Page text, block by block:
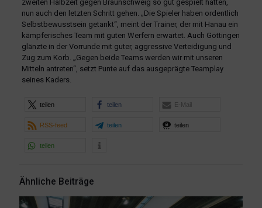
zweiten Halbzeit gegen Braunschweig so gut gespielt hätten,
nun auch den letzten Schritt gehen. „Die Spieler haben ordentlich
Selbstbewusstsein getankt“, meint der Trainer, der mit Hanau ein
kämpferisches Team mit guten Werfern erwartet. Auch Göttingen
glänzte in der Vorrunde mit guter, aggressive Verteidigung und
Zug zum Korb. „Gegen beide Teams werden wir mit unseren
Mitteln antreten“, setzt Punte auf das ausgeprägte Teamplay
seines Kaders.
teilen teilen E-Mail
RSS-feed teilen teilen
teilen
Ähnliche Beiträge